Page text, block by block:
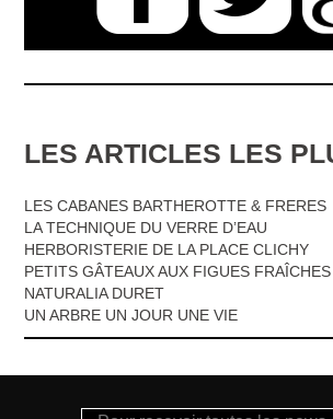
LES ARTICLES LES
LES CABANES BARTHEROTTE & FRERES
LA TECHNIQUE DU VERRE D’EAU
HERBORISTERIE DE LA PLACE CLICHY
PETITS GÂTEAUX AUX FIGUES
NATURALIA DURET
UN ARBRE UN JOUR UNE VIE